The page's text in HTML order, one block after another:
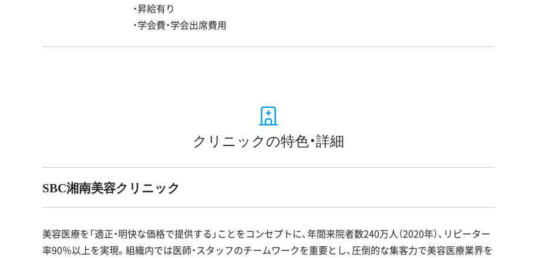
・昇給有り
・学会費・学会出席費用
クリニックの特色・詳細
SBC湘南美容クリニック
美容医療を「適正・明快な価格で提供する」ことをコンセプトに、年間来院者数240万人（2020年）、リピーター
率90％以上を実現。組織内では医師・スタッフのチームワークを重要とし、圧倒的な集客力で美容医療業界を